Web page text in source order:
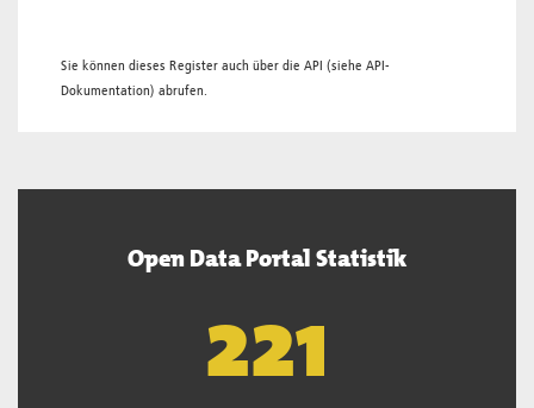
Sie können dieses Register auch über die API (siehe API-
Dokumentation) abrufen.
Open Data Portal Statistik
222